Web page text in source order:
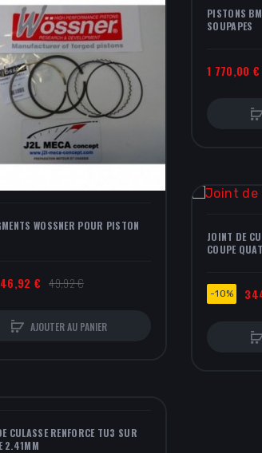
PISTONS BMW 635 CSI M30B35 6CYL 12
SOUPAPES
1 770,00 €
AJOUTER AU PANIER